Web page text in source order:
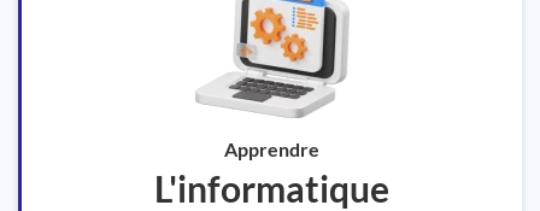
Apprendre
L'informatique